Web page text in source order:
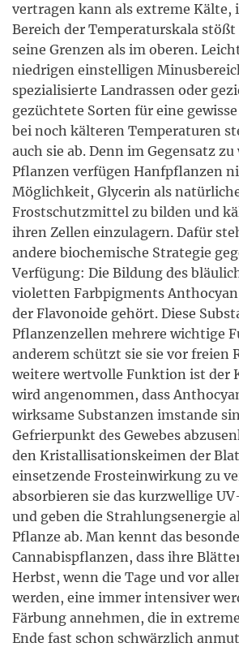
vertragen kann als extreme Kälte,
Bereich der Temperaturskala
seine Grenzen als im oberen.
niedrigen einstelligen
spezialisierte Landrassen oder
gezüchtete Sorten für eine
bei noch kälteren Temperaturen
auch sie ab. Denn im Gegensatz
Pflanzen verfügen Hanfpflanzen
Möglichkeit, Glycerin als
Frostschutzmittel zu bilden und
ihren Zellen einzulagern. Dafür
andere biochemische Strategie
Verfügung: Die Bildung des
violetten Farbpigments
der Flavonoide gehört. Diese
Pflanzenzellen mehrere wichtige
anderem schützt sie sie vor freien
weitere wertvolle Funktion ist der
wird angenommen, dass
wirksame Substanzen imstande
Gefrierpunkt des Gewebes
den Kristallisationskeimen der
einsetzende Frosteinwirkung zu
absorbieren sie das kurzwellige
und geben die Strahlungsenergie
Pflanze ab. Man kennt das
Cannabispflanzen, dass ihre
Herbst, wenn die Tage und vor
werden, eine immer intensiver
Färbung annehmen, die in
Ende fast schon schwärzlich